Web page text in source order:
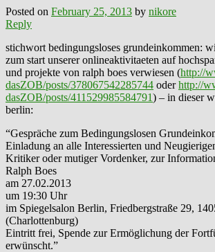
Posted on February 25, 2013 by nikore
Reply
stichwort bedingungsloses grundeinkommen:
zum start unserer onlineaktivitaeten auf
und projekte von ralph boes verwiesen (http://
dasZOB/posts/378067542285744 oderhttp://
dasZOB/posts/411529985584791) – in dieser
berlin:
“Gespräche zum Bedingungslosen
Einladung an alle Interessierten und
Kritiker oder mutiger Vordenker, zur
Ralph Boes
am 27.02.2013
um 19:30 Uhr
im Spiegelsalon Berlin, Friedbergstraße 29,
(Charlottenburg)
Eintritt frei, Spende zur Ermöglichung der
erwünscht.”